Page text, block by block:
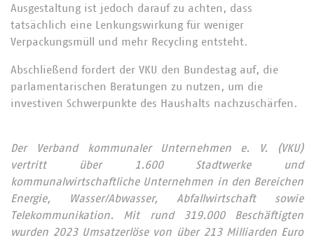
Ausgestaltung ist jedoch darauf zu achten, dass
tatsächlich eine Lenkungswirkung für weniger
Verpackungsmüll und mehr Recycling entsteht.
Abschließend fordert der VKU den Bundestag auf, die
parlamentarischen Beratungen zu nutzen, um die
investiven Schwerpunkte des Haushalts nachzuschärfen.
Der Verband kommunaler Unternehmen e. V. (VKU)
vertritt über 1.600 Stadtwerke und
kommunalwirtschaftliche Unternehmen in den Bereichen
Energie, Wasser/Abwasser, Abfallwirtschaft sowie
Telekommunikation. Mit rund 319.000 Beschäftigten
wurden 2023 Umsatzerlöse von über 213 Milliarden Euro